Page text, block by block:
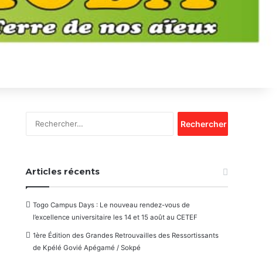
Articles récents
Togo Campus Days : Le nouveau rendez-vous de
l’excellence universitaire les 14 et 15 août au CETEF
1ère Édition des Grandes Retrouvailles des Ressortissants
de Kpélé Govié Apégamé / Sokpé